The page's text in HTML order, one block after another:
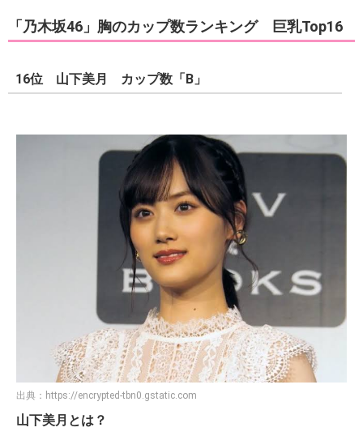
「乃木坂46」胸のカップ数ランキング 巨乳Top16
16位 山下美月 カップ数「B」
出典： https://encrypted-tbn0.gstatic.com
山下美月とは？